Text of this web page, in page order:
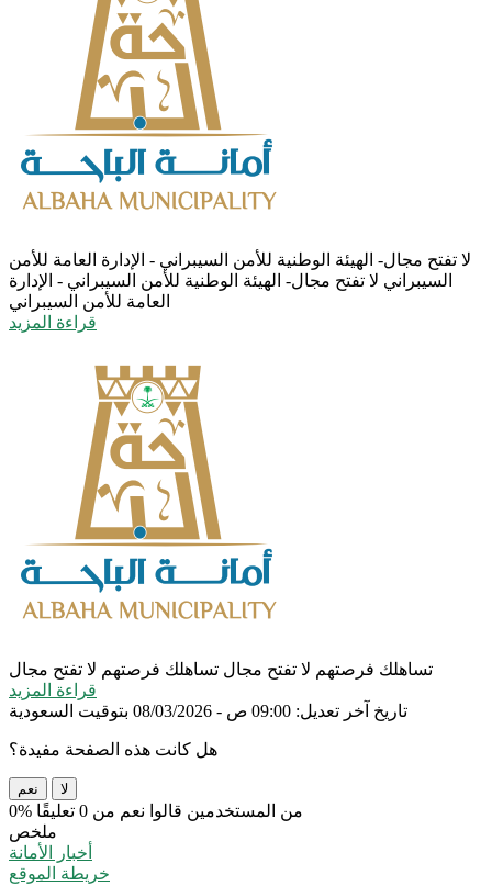
لا تفتح مجال- الهيئة الوطنية للأمن السيبراني - الإدارة العامة للأمن
السيبراني لا تفتح مجال- الهيئة الوطنية للأمن السيبراني - الإدارة
العامة للأمن السيبراني
قراءة المزيد
تساهلك فرصتهم لا تفتح مجال تساهلك فرصتهم لا تفتح مجال
قراءة المزيد
تاريخ آخر تعديل: 09:00 ص - 08/03/2026 بتوقيت السعودية
هل كانت هذه الصفحة مفيدة؟
نعم لا
0% من المستخدمين قالوا نعم من 0 تعليقًا
ملخص
أخبار الأمانة
خريطة الموقع